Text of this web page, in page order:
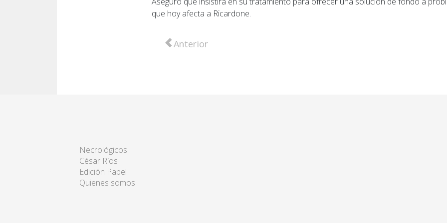
que hoy afecta a Ricardone.
Artículo anterior: La Municipalidad de San Lorenzo abonó el medio
Anterior
Necrológicos
César Ríos
Edición Papel
Quienes somos